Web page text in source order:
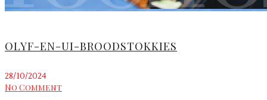
OLYF-EN-UI-BROODSTOKKIES
28/10/2024
No Comment